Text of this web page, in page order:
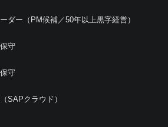
ダー（PM候補／50年以上黒字経営）
守
守
SAPクラウド）